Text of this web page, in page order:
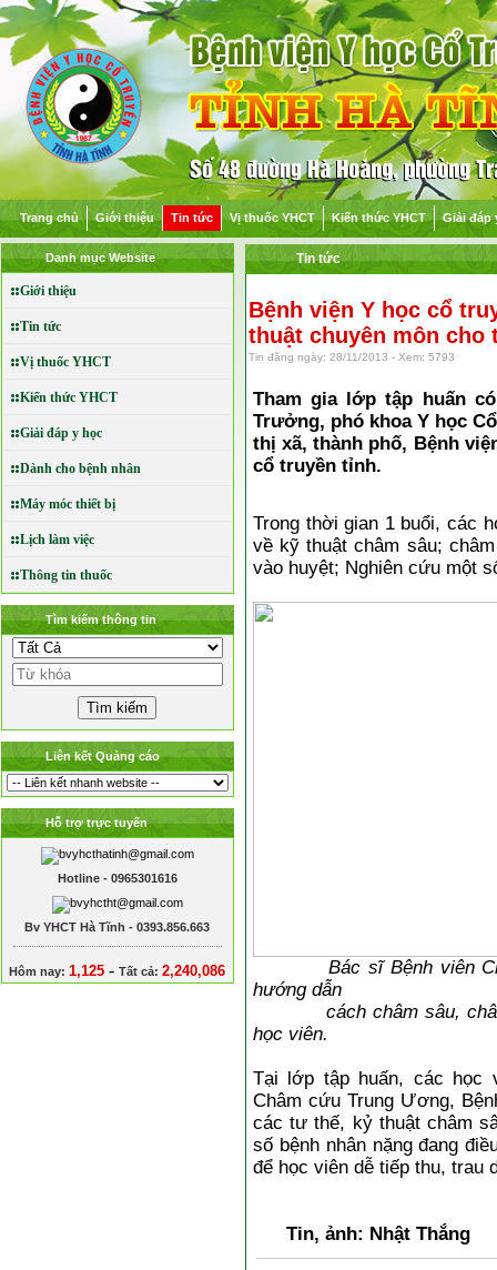
Trang chủ Giới thiệu Tin tức Vị thuốc YHCT Kiến thức YHCT Giải đáp
Danh mục Website
Giới thiệu
Tin tức
Vị thuốc YHCT
Kiến thức YHCT
Giải đáp y học
Dành cho bệnh nhân
Máy móc thiết bị
Lịch làm việc
Thông tin thuốc
Tìm kiếm thông tin
Liên kết Quảng cáo
Hỗ trợ trực tuyến
Hotline - 0965301616
Bv YHCT Hà Tĩnh - 0393.856.663
Hôm nay: 1,125 - Tất cả: 2,240,086
Tin tức
Bệnh viện Y học cổ
thuật chuyên môn cho
Tin đăng ngày: 28/11/2013 - Xem: 5793
Tham gia lớp tập huấn
Trưởng, phó khoa Y học
thị xã, thành phố, Bệnh
cổ truyền tỉnh.
Trong thời gian 1 buổi, các
về kỹ thuật châm sâu;
vào huyệt; Nghiên cứu một
Bác sĩ Bệnh viên
hướng dẫn
cách châm sâu, châm
học viên.
Tại lớp tập huấn, các học
Châm cứu Trung Ương,
các tư thế, kỷ thuật châm
số bệnh nhân nặng đang
để học viên dễ tiếp thu,
Tin, ảnh: Nhật Thắng